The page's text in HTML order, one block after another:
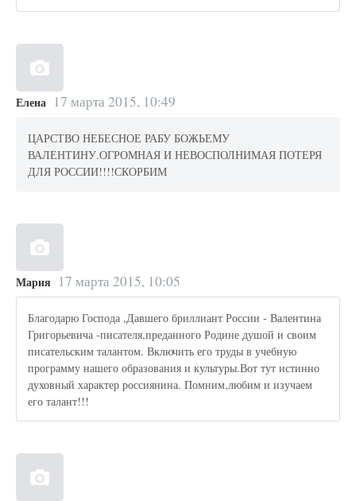
Елена 17 марта 2015, 10:49
ЦАРСТВО НЕБЕСНОЕ РАБУ БОЖЬЕМУ
ВАЛЕНТИНУ.ОГРОМНАЯ И НЕВОСПОЛНИМАЯ ПОТЕРЯ
ДЛЯ РОССИИ!!!!СКОРБИМ
Мария 17 марта 2015, 10:05
Благодарю Господа ,Давшего бриллиант России - Валентина
Григорьевича -писателя,преданного Родине душой и своим
писательским талантом. Включить его труды в учебную
программу нашего образования и культуры.Вот тут истинно
духовный характер россиянина. Помним,любим и изучаем
его талант!!!